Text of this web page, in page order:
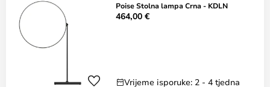
Poise Stolna lampa Crna - KDLN
464,00 €
Vrijeme isporuke: 2 - 4 tjedna